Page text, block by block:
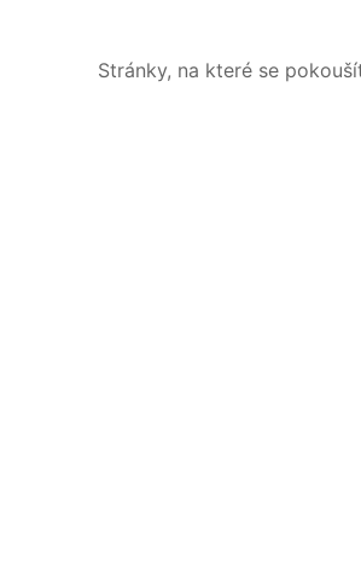
Stránky, na které se